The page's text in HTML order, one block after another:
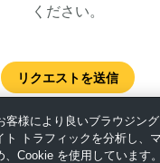
ください。
リクエストを送信
客様により良いブラウジン
ト トラフィックを分析し、
、Cookie を使用しています